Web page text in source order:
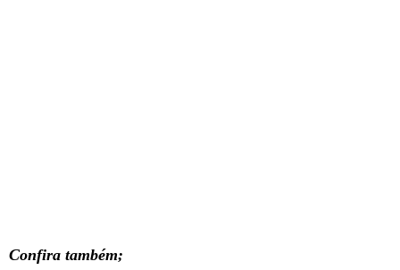
Confira também;